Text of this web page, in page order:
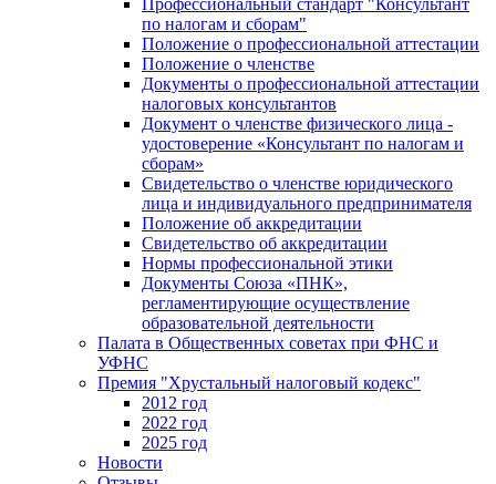
Профессиональный стандарт "Консультант
по налогам и сборам"
Положение о профессиональной аттестации
Положение о членстве
Документы о профессиональной аттестации
налоговых консультантов
Документ о членстве физического лица -
удостоверение «Консультант по налогам и
сборам»
Свидетельство о членстве юридического
лица и индивидуального предпринимателя
Положение об аккредитации
Свидетельство об аккредитации
Нормы профессиональной этики
Документы Союза «ПНК»,
регламентирующие осуществление
образовательной деятельности
Палата в Общественных советах при ФНС и
УФНС
Премия "Хрустальный налоговый кодекс"
2012 год
2022 год
2025 год
Новости